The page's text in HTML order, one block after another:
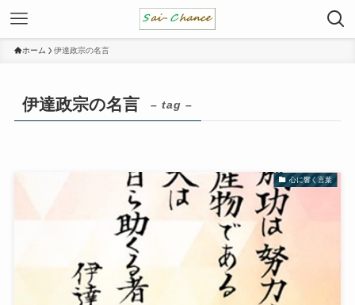
ホーム 伊達政宗の名言
伊達政宗の名言 – tag –
心に響く言葉